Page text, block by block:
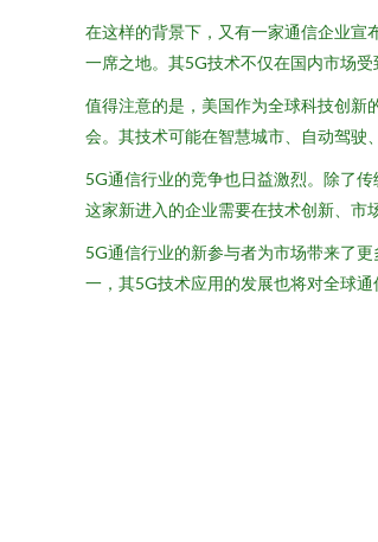
在这样的背景下，又有一家通信企业宣
一席之地。其5G技术不仅在国内市场
值得注意的是，美国作为全球科技创新
会。其技术可能在智慧城市、自动驾驶
5G通信行业的竞争也日益激烈。除了
这家新进入的企业需要在技术创新、市
5G通信行业的新参与者为市场带来了
一，其5G技术应用的发展也将对全球通